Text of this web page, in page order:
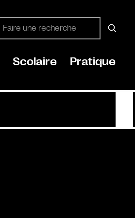
Scolaire Pratique